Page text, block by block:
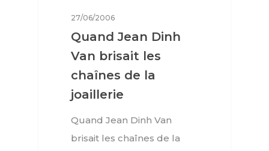
27/06/2006
Quand Jean Dinh
Van brisait les
chaînes de la
joaillerie
Quand Jean Dinh Van
brisait les chaînes de la